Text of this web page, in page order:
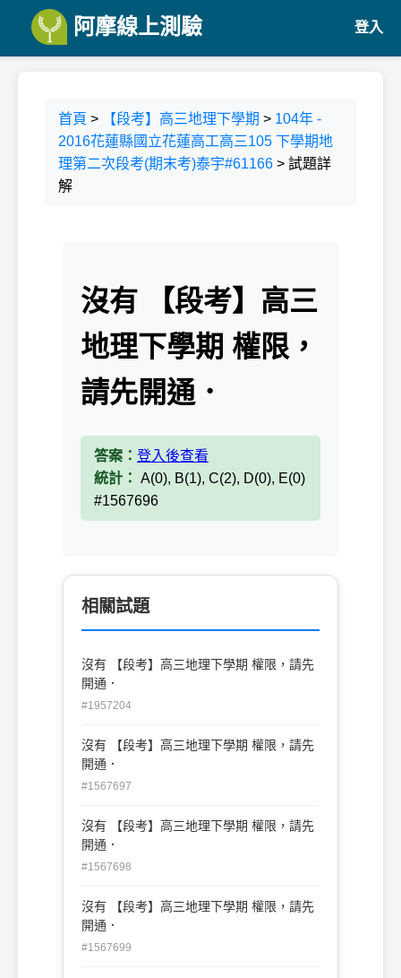
阿摩線上測驗 登入
首頁 > 【段考】高三地理下學期 > 104年 -
2016花蓮縣國立花蓮高工高三105 下學期地
理第二次段考(期末考)泰宇#61166 > 試題詳
解
沒有 【段考】高三
地理下學期 權限，
請先開通．
答案： 登入後查看
統計： A(0), B(1), C(2), D(0), E(0)
#1567696
相關試題
沒有 【段考】高三地理下學期 權限，請先
開通．
#1957204
沒有 【段考】高三地理下學期 權限，請先
開通．
#1567697
沒有 【段考】高三地理下學期 權限，請先
開通．
#1567698
沒有 【段考】高三地理下學期 權限，請先
開通．
#1567699